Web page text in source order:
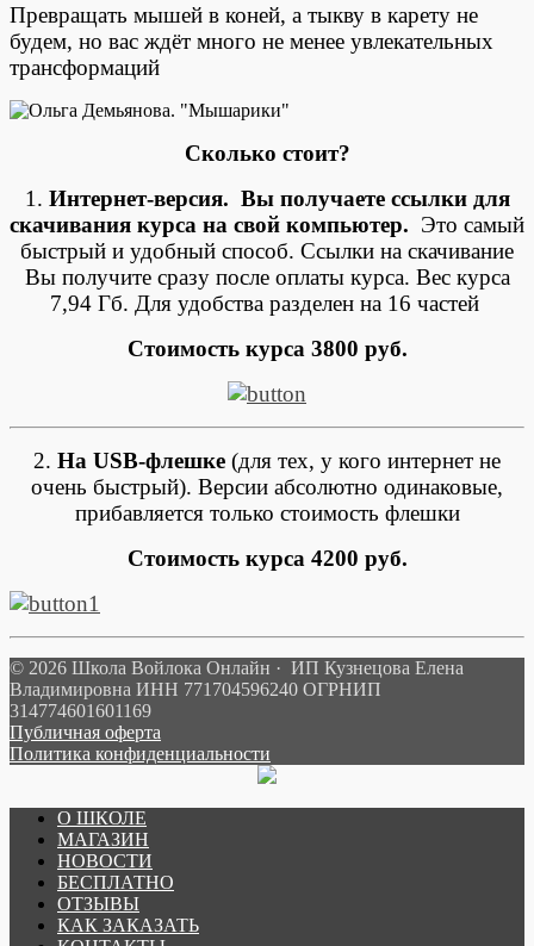
Превращать мышей в коней, а тыкву в карету не
будем, но вас ждёт много не менее увлекательных
трансформаций
Сколько стоит?
1. Интернет-версия. Вы получаете ссылки для
скачивания курса на свой компьютер. Это самый
быстрый и удобный способ. Ссылки на скачивание
Вы получите сразу после оплаты курса. Вес курса
7,94 Гб. Для удобства разделен на 16 частей
Стоимость курса 3800 руб.
2. На USB-флешке (для тех, у кого интернет не
очень быстрый). Версии абсолютно одинаковые,
прибавляется только стоимость флешки
Стоимость курса 4200 руб.
© 2026 Школа Войлока Онлайн · ИП Кузнецова Елена
Владимировна ИНН 771704596240 ОГРНИП
314774601601169
Публичная оферта
Политика конфиденциальности
О ШКОЛЕ
МАГАЗИН
НОВОСТИ
БЕСПЛАТНО
ОТЗЫВЫ
КАК ЗАКАЗАТЬ